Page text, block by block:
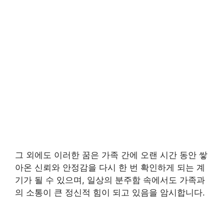
그 외에도 이러한 꿈은 가족 간에 오랜 시간 동안 쌓
아온 신뢰와 안정감을 다시 한 번 확인하게 되는 계
기가 될 수 있으며, 일상의 분주함 속에서도 가족과
의 소통이 큰 정신적 힘이 되고 있음을 암시합니다.